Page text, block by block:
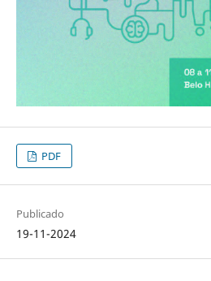
PDF
Publicado
19-11-2024